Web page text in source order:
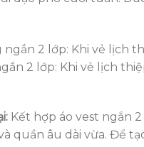
2 lớp: Khi vẻ lịch
Kết hợp áo vest ngắn 2
quần âu dài vừa. Để